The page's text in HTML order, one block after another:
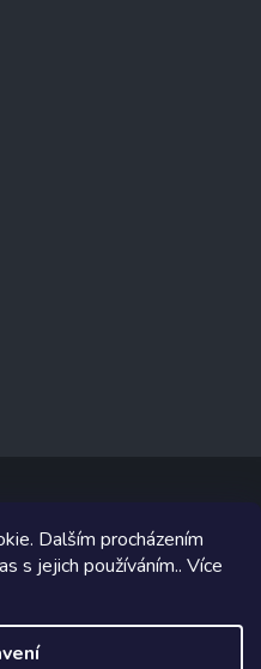
Dalším procházením
s jejich používáním.. Více
. Všechna práva vyhrazena.
implementoval
.